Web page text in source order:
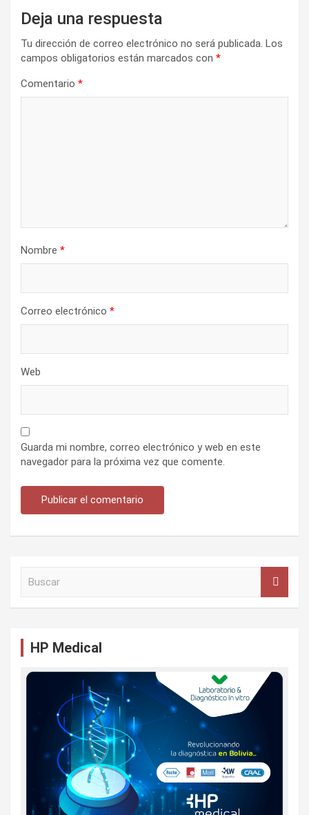
Deja una respuesta
Tu dirección de correo electrónico no será publicada. Los
campos obligatorios están marcados con *
Comentario *
Nombre *
Correo electrónico *
Web
Guarda mi nombre, correo electrónico y web en este
navegador para la próxima vez que comente.
HP Medical